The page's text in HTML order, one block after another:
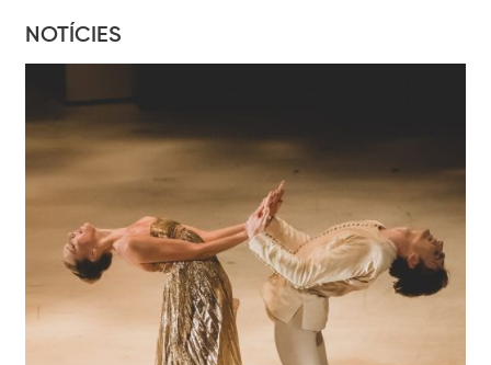
NOTÍCIES